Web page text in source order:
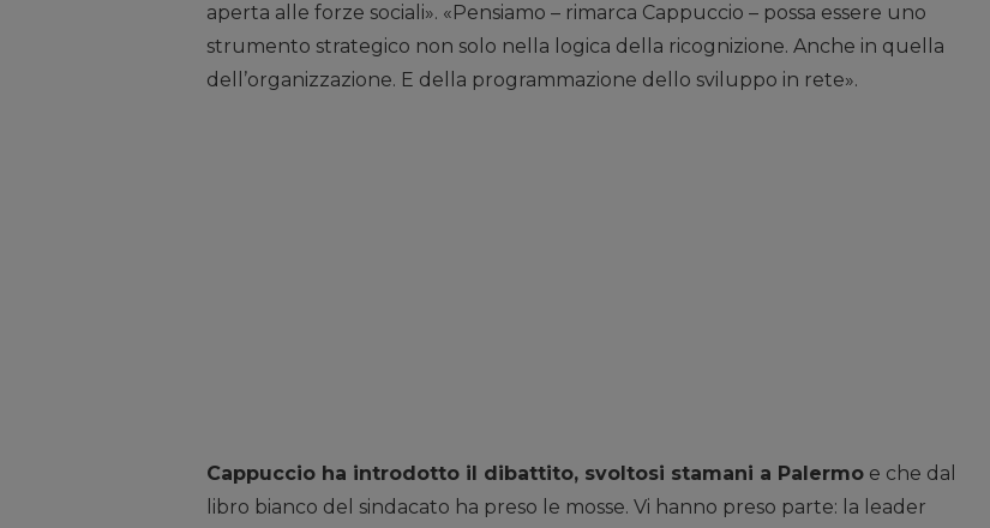
aperta alle forze sociali». «Pensiamo – rimarca Cappuccio – possa essere uno
strumento strategico non solo nella logica della ricognizione. Anche in quella
dell’organizzazione. E della programmazione dello sviluppo in rete».
Cappuccio ha introdotto il dibattito, svoltosi stamani a Palermo e che dal
libro bianco del sindacato ha preso le mosse. Vi hanno preso parte: la leader